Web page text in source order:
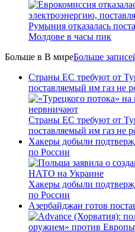
Румыния отказалась
Молдове в часы пик
Больше в В миреБольше
Страны ЕС требуют от
поставляемый им газ не
Страны ЕС требуют от
поставляемый им газ не
Хакеры добыли
по России
Хакеры добыли
по России
Азербайджан готов